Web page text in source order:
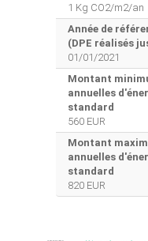
1 Kg CO2/m2/an
Année de
(DPE réalisés
01/01/2021
Montant
annuelles
standard
560 EUR
Montant
annuelles
standard
820 EUR